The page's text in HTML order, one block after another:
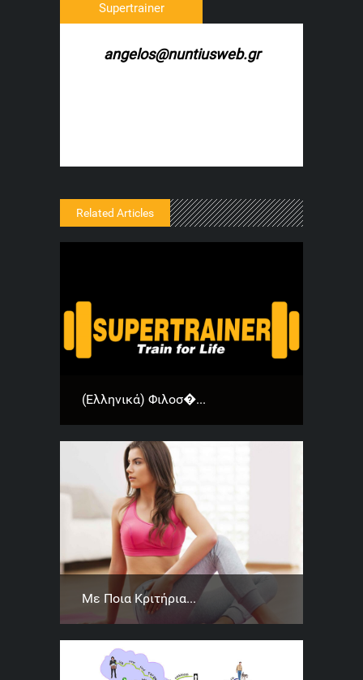
Supertrainer
angelos@nuntiusweb.gr
Related Articles
(Ελληνικά) Φιλοσ�...
Με Ποια Κριτήρια...